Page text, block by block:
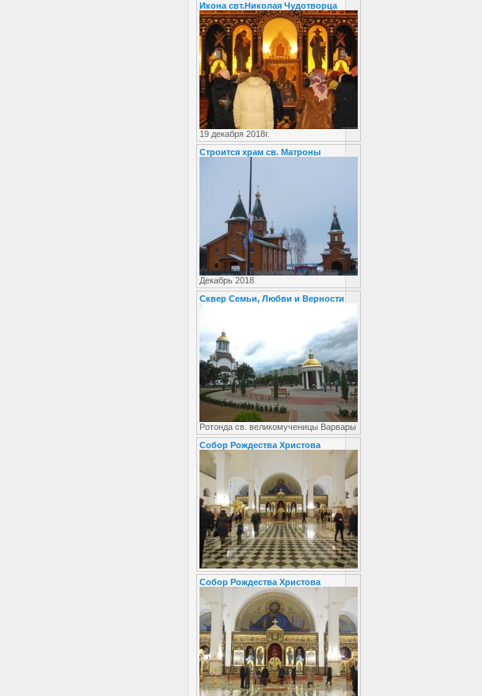
Икона свт.Николая Чудотворца
19 декабря 2018г.
Строится храм св. Матроны
Декабрь 2018
Сквер Семьи, Любви и Верности
Ротонда св. великомученицы Варвары
Собор Рождества Христова
Собор Рождества Христова